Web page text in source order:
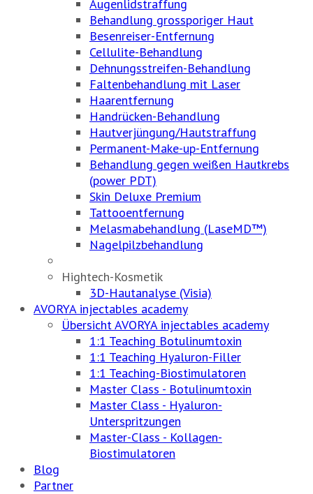
Augenlidstraffung
Behandlung grossporiger Haut
Besenreiser-Entfernung
Cellulite-Behandlung
Dehnungsstreifen-Behandlung
Faltenbehandlung mit Laser
Haarentfernung
Handrücken-Behandlung
Hautverjüngung/Hautstraffung
Permanent-Make-up-Entfernung
Behandlung gegen weißen Hautkrebs
(power PDT)
Skin Deluxe Premium
Tattooentfernung
Melasmabehandlung (LaseMD™)
Nagelpilzbehandlung
Hightech-Kosmetik
3D-Hautanalyse (Visia)
AVORYA injectables academy
Übersicht AVORYA injectables academy
1:1 Teaching Botulinumtoxin
1:1 Teaching Hyaluron-Filler
1:1 Teaching-Biostimulatoren
Master Class - Botulinumtoxin
Master Class - Hyaluron-
Unterspritzungen
Master-Class - Kollagen-
Biostimulatoren
Blog
Partner